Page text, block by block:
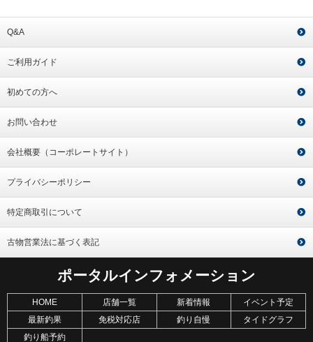
Q&A
ご利用ガイド
初めての方へ
お問い合わせ
会社概要（コーポレートサイト）
プライバシーポリシー
特定商取引について
古物営業法に基づく表記
ポータルインフォメーション
HOME 店舗一覧 新着情報
イベント予定
最新釣果
免税対応店 釣り自慢
タイドグラフ
釣り船予約